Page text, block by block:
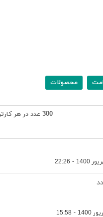
محصولات
300 عدد در هر کارتن